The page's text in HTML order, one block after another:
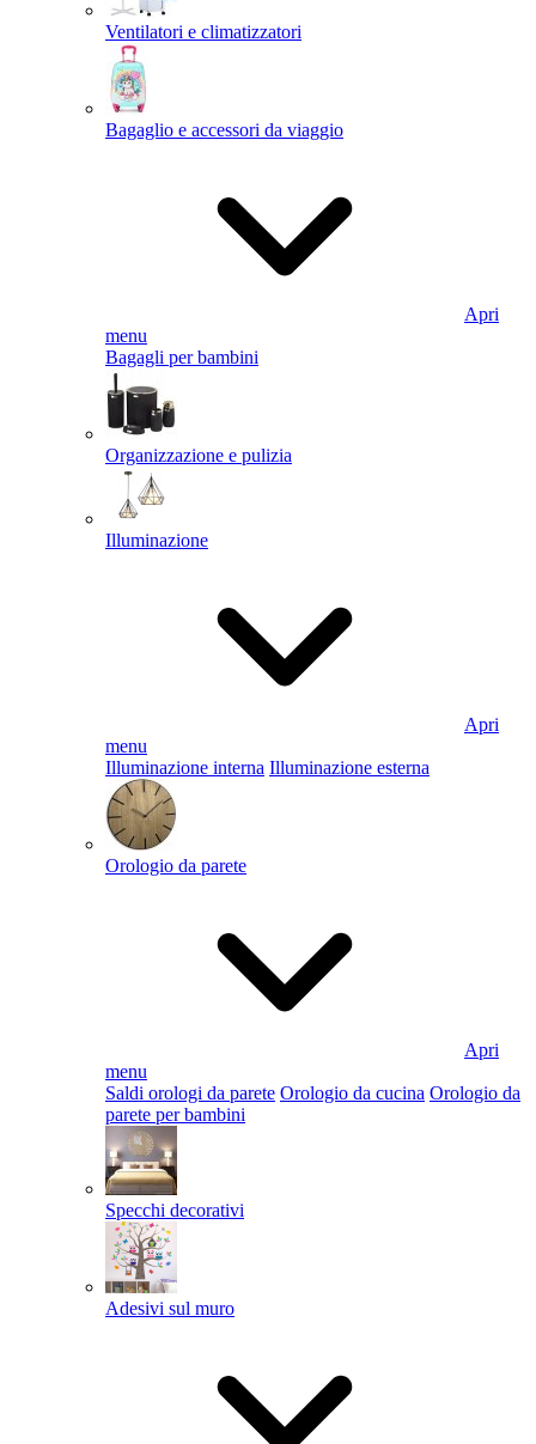
Ventilatori e climatizzatori
Bagaglio e accessori da viaggio
Apri
menu
Bagagli per bambini
Organizzazione e pulizia
Illuminazione
Apri
menu
Illuminazione interna Illuminazione esterna
Orologio da parete
Apri
menu
Saldi orologi da parete Orologio da cucina Orologio da
parete per bambini
Specchi decorativi
Adesivi sul muro